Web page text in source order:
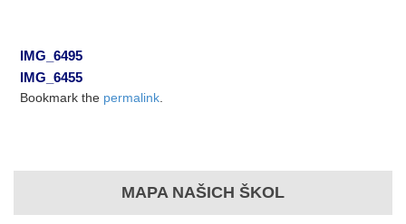
IMG_6495
IMG_6455
Bookmark the permalink
MAPA NAŠICH ŠKOL